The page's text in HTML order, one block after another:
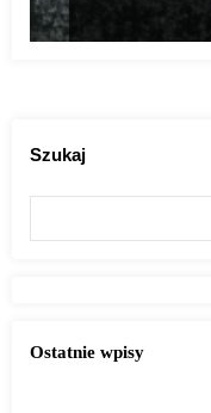
Szukaj
Ostatnie wpisy